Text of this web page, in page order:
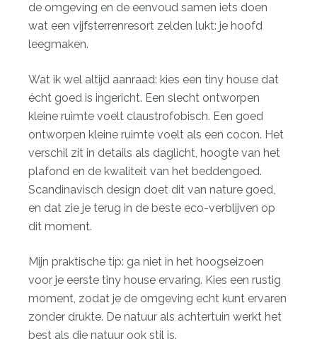
de omgeving en de eenvoud samen iets doen
wat een vijfsterrenresort zelden lukt: je hoofd
leegmaken.
Wat ik wel altijd aanraad: kies een tiny house dat
écht goed is ingericht. Een slecht ontworpen
kleine ruimte voelt claustrofobisch. Een goed
ontworpen kleine ruimte voelt als een cocon. Het
verschil zit in details als daglicht, hoogte van het
plafond en de kwaliteit van het beddengoed.
Scandinavisch design doet dit van nature goed,
en dat zie je terug in de beste eco-verblijven op
dit moment.
Mijn praktische tip: ga niet in het hoogseizoen
voor je eerste tiny house ervaring. Kies een rustig
moment, zodat je de omgeving echt kunt ervaren
zonder drukte. De natuur als achtertuin werkt het
best als die natuur ook stil is.